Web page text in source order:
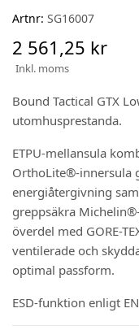
Artnr: SG16007
2 561,25 kr
Inkl. moms
Bound Tactical GTX
utomhusprestanda.
ETPU-mellansula
OrthoLite®-innersula
energiåtergivning
greppsäkra
överdel med GORE-
ventilerade och
optimal passform.
ESD-funktion enligt